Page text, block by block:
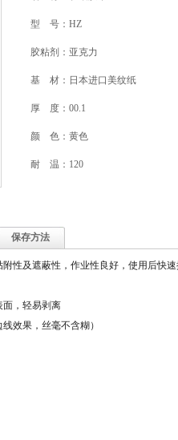
型 号：HZ
胶粘剂：亚克力
基 材：日本进口美纹纸
厚 度：00.1
颜 色：黄色
耐 温：120
保存方法
性及遮蔽性，作业性良好，使用后快
面，轻易剥离
效果，丝毫不含糊）